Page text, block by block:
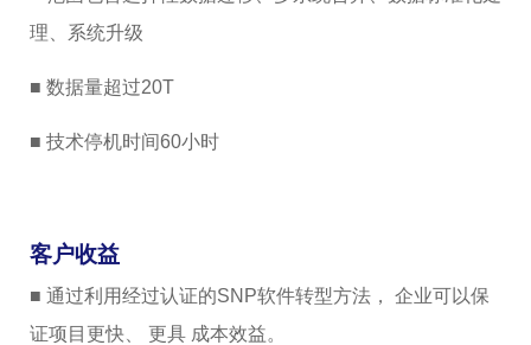
理、系统升级
■ 数据量超过20T
■ 技术停机时间60小时
客户收益
■ 通过利用经过认证的SNP软件转型方法， 企业可以保
证项目更快、 更具 成本效益。